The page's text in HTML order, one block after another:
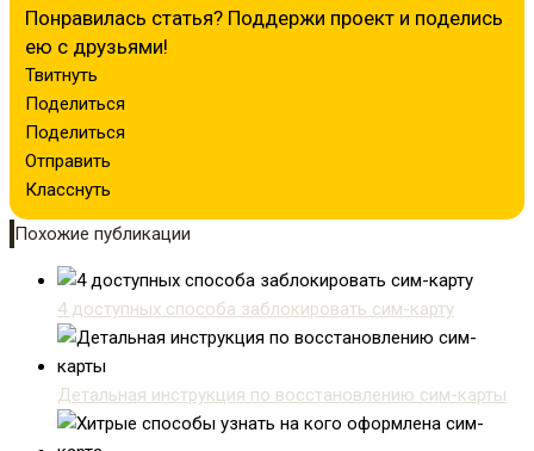
Понравилась статья? Поддержи проект и поделись
ею с друзьями!
Твитнуть
Поделиться
Поделиться
Отправить
Класснуть
Похожие публикации
4 доступных способа заблокировать сим-карту
Детальная инструкция по восстановлению сим-карты